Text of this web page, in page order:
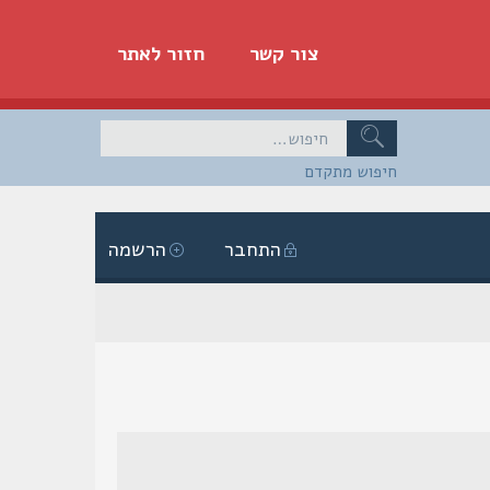
חזור לאתר צור קשר
חיפוש מתקדם
הרשמה התחבר